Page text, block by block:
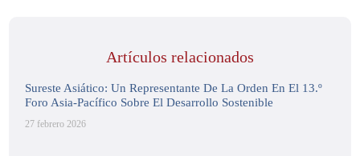
Artículos relacionados
Sureste Asiático: Un Representante De La Orden En El 13.º
Foro Asia-Pacífico Sobre El Desarrollo Sostenible
27 febrero 2026